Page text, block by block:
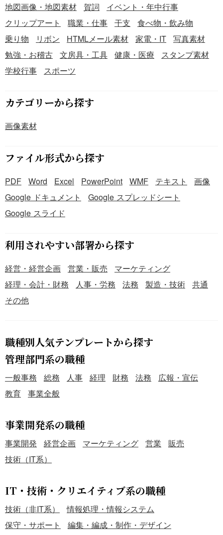
地図画像・地図素材
賀詞
イベント・年中行事
クリップアート
職業・仕事 干支
食べ物・飲み物
乗り物
リボン HTMLメール素材 家電・IT
写真素材
勉強・お稽古
文房具・工具 健康・医療
スタンプ素材
学校行事
スポーツ
カテゴリーから探す
画像素材
ファイル形式から探す
PDF Word Excel PowerPoint WMF テキスト
画像
Google ドキュメント
Google スプレッドシート
Google スライド
利用されやすい部署から探す
経営・経営企画 営業・販売
マーケティング
経理・会計・財務
人事・労務 法務 製造・技術
共通
その他
職種別人気テンプレートから探す
管理部門系の職種
一般事務 総務 人事 経理 財務 法務
広報・宣伝
教育
事業全般
事業開発系の職種
事業開発 経営企画 マーケティング 営業
販売
技術（IT系）
IT・技術・クリエイティブ系の職種
技術（非IT系）
情報処理・情報システム
保守・サポート
編集・編成・制作・デザイン